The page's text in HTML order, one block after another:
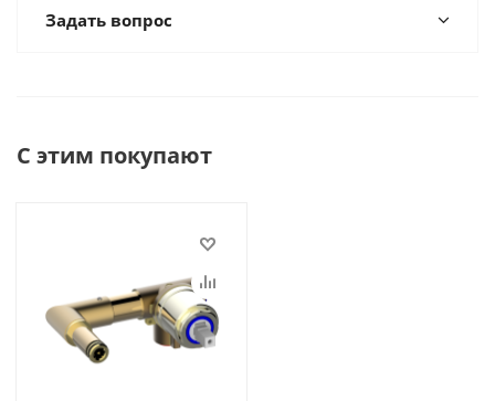
Задать вопрос
С этим покупают